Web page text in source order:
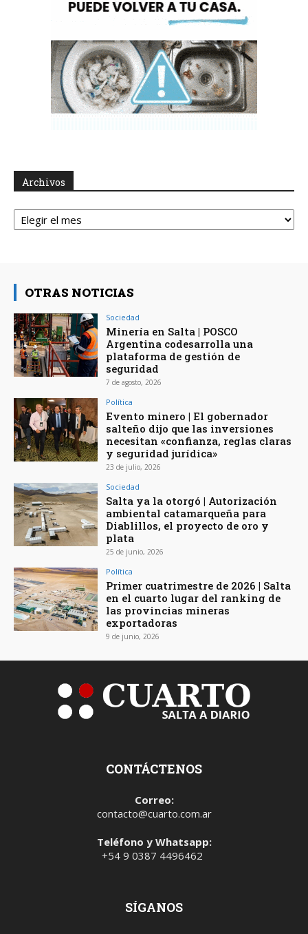
Archivos
Archivos
OTRAS NOTICIAS
Sociedad
Minería en Salta | POSCO
Argentina codesarrolla una
plataforma de gestión de
seguridad
7 de agosto, 2026
Política
Evento minero | El gobernador
salteño dijo que las inversiones
necesitan «confianza, reglas claras
y seguridad jurídica»
23 de julio, 2026
Sociedad
Salta ya la otorgó | Autorización
ambiental catamarqueña para
Diablillos, el proyecto de oro y
plata
25 de junio, 2026
Política
Primer cuatrimestre de 2026 | Salta
en el cuarto lugar del ranking de
las provincias mineras
exportadoras
9 de junio, 2026
CONTÁCTENOS
Correo:
contacto@cuarto.com.ar
Teléfono y Whatsapp:
+54 9 0387 4496462
SÍGANOS